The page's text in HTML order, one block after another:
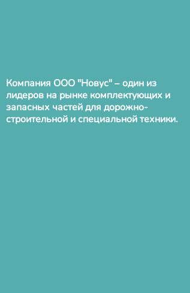
Компания ООО "Новус" – один из
лидеров на рынке комплектующих и
запасных частей для дорожно-
строительной и специальной техники.